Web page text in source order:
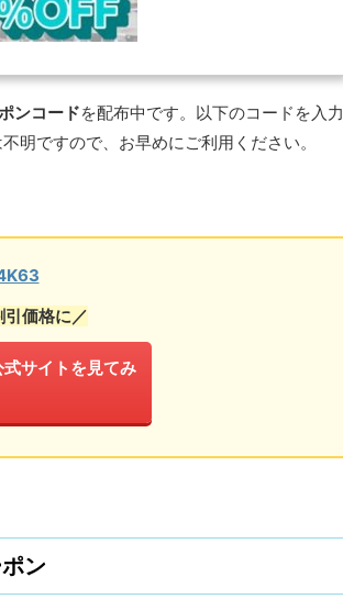
ンコードを配布中です。以下のコードを入力
明ですので、お早めにご利用ください。
引価格に／
式サイトを見てみ
ン